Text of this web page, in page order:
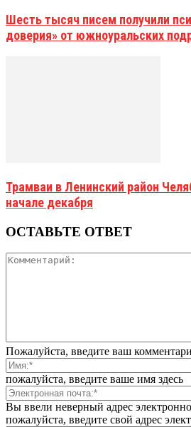
Шесть тысяч писем получили
доверия» от южноуральских
Трамваи в Ленинский район
начале декабря
ОСТАВЬТЕ ОТВЕТ
Пожалуйста, введите ваш
пожалуйста, введите ваше имя здесь
Вы ввели неверный адрес
пожалуйста, введите свой адрес